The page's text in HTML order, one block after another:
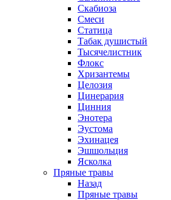
Скабиоза
Смеси
Статица
Табак душистый
Тысячелистник
Флокс
Хризантемы
Целозия
Цинерария
Цинния
Энотера
Эустома
Эхинацея
Эшшольция
Ясколка
Пряные травы
Назад
Пряные травы